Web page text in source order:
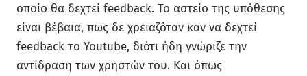
οποίο θα δεχτεί feedback. Το αστείο της υπόθεσης
είναι βέβαια, πως δε χρειαζόταν καν να δεχτεί
feedback το Youtube, διότι ήδη γνώριζε την
αντίδραση των χρηστών του. Και όπως